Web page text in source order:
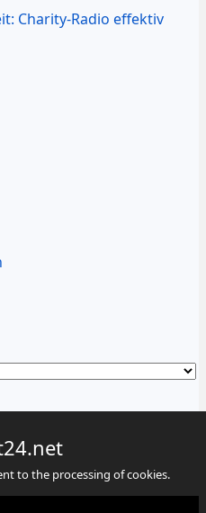
Charity-Radio effektiv
Impressum
to the processing of cookies.